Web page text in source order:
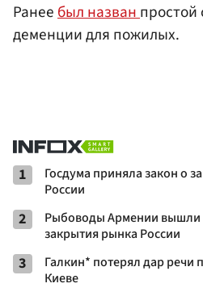
Ранеебыл названпростой
деменции для пожилых.
1
Госдума приняла закон о
России
2
Рыбоводы Армении вышли
закрытия рынка России
3
Галкин* потерял дар речи
Киеве